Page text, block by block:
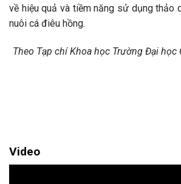
về hiệu quả và tiềm năng sử dụng thảo
nuôi cá điêu hồng.
Theo Tạp chí Khoa học Trường Đại học
Video